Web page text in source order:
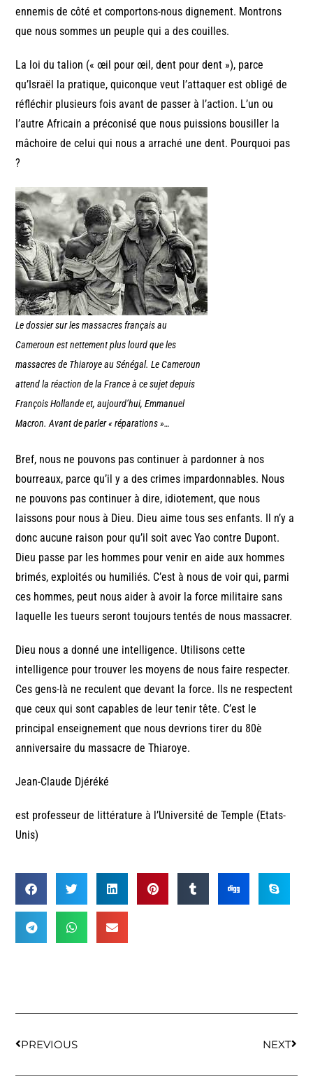
ennemis de côté et comportons-nous dignement. Montrons
que nous sommes un peuple qui a des couilles.
La loi du talion (« œil pour œil, dent pour dent »), parce
qu’Israël la pratique, quiconque veut l’attaquer est obligé de
réfléchir plusieurs fois avant de passer à l’action. L’un ou
l’autre Africain a préconisé que nous puissions bousiller la
mâchoire de celui qui nous a arraché une dent. Pourquoi pas
?
Le dossier sur les massacres français au
Cameroun est nettement plus lourd que les
massacres de Thiaroye au Sénégal. Le Cameroun
attend la réaction de la France à ce sujet depuis
François Hollande et, aujourd’hui, Emmanuel
Macron. Avant de parler « réparations »…
Bref, nous ne pouvons pas continuer à pardonner à nos
bourreaux, parce qu’il y a des crimes impardonnables. Nous
ne pouvons pas continuer à dire, idiotement, que nous
laissons pour nous à Dieu. Dieu aime tous ses enfants. Il n’y a
donc aucune raison pour qu’il soit avec Yao contre Dupont.
Dieu passe par les hommes pour venir en aide aux hommes
brimés, exploités ou humiliés. C’est à nous de voir qui, parmi
ces hommes, peut nous aider à avoir la force militaire sans
laquelle les tueurs seront toujours tentés de nous massacrer.
Dieu nous a donné une intelligence. Utilisons cette
intelligence pour trouver les moyens de nous faire respecter.
Ces gens-là ne reculent que devant la force. Ils ne respectent
que ceux qui sont capables de leur tenir tête. C’est le
principal enseignement que nous devrions tirer du 80è
anniversaire du massacre de Thiaroye.
Jean-Claude Djéréké
est professeur de littérature à l’Université de Temple (Etats-
Unis)
PREVIOUS NEXT